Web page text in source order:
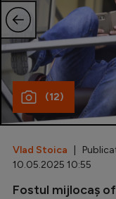
Inedit
(12)
Vlad Stoica |
10.05.2025 10:55
Fostul mijlocaș